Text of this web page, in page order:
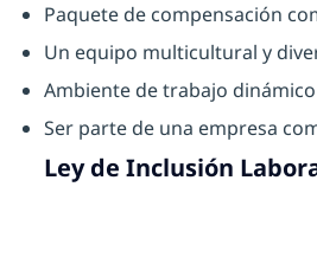
Paquete de compensación
Un equipo multicultural y
Ambiente de trabajo
Ser parte de una empresa
Ley de Inclusión